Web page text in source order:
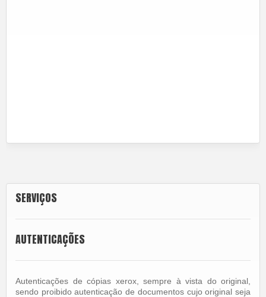
SERVIÇOS
AUTENTICAÇÕES
Autenticações de cópias xerox, sempre à vista do original,
sendo proibido autenticação de documentos cujo original seja